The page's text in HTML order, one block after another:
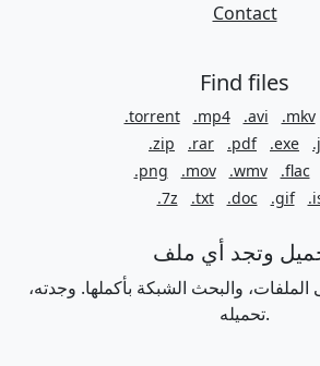
Contact
Find files
.torrent .mp4 .avi .mkv
.zip
.rar .pdf .exe
.png
.mov .wmv .flac
.7z
.txt .doc .gif
وتجد أي ملف
والبحث الشبكة بأكملها. وجدته،
تحميله.